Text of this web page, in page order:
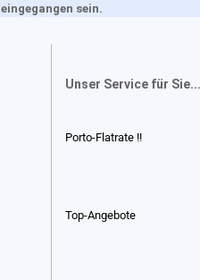
eingegangen sein.
Unser Service für
Porto-Flatrate !!
Top-Angebote